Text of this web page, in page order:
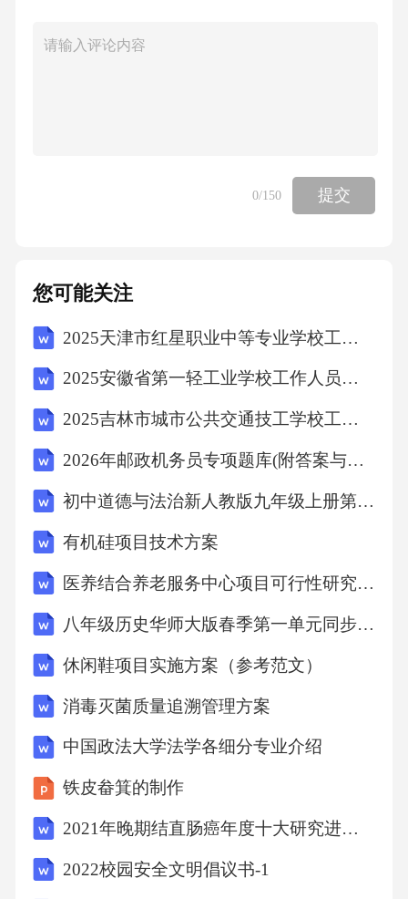
0/150 提交
您可能关注
2025天津市红星职业中等专业学校工作人员招聘考试试题
2025安徽省第一轻工业学校工作人员招聘考试试题
2025吉林市城市公共交通技工学校工作人员招聘考试试题
2026年邮政机务员专项题库(附答案与解释)
初中道德与法治新人教版九年级上册第三单元第八课 推动高质量发展教案（2026秋）
有机硅项目技术方案
医养结合养老服务中心项目可行性研究报告
八年级历史华师大版春季第一单元同步测试卷基础版A卷
休闲鞋项目实施方案（参考范文）
消毒灭菌质量追溯管理方案
中国政法大学法学各细分专业介绍
铁皮畚箕的制作
2021年晚期结直肠癌年度十大研究进展(全文)
2022校园安全文明倡议书-1